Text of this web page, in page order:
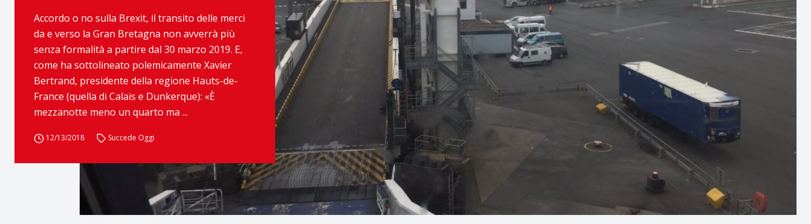
Accordo o no sulla Brexit, il transito delle merci
da e verso la Gran Bretagna non avverrà più
senza formalità a partire dal 30 marzo 2019. E,
come ha sottolineato polemicamente Xavier
Bertrand, presidente della regione Hauts-de-
France (quella di Calais e Dunkerque): «È
mezzanotte meno un quarto ma ...
12/13/2018 Succede Oggi